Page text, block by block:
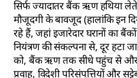
सिर्फ ज्यादातर बैंक ऋण हथिया
मौजूदगी के बावजूद (हालांकि इन
रहे हैं, जहां इजारेदार घरानों का
नियंत्रण की संकल्पना से, दूर हटा
को, बैंक ऋण तक सीधे पहुंच से और
प्रवाह, विदेशी परिसंपत्तियों और